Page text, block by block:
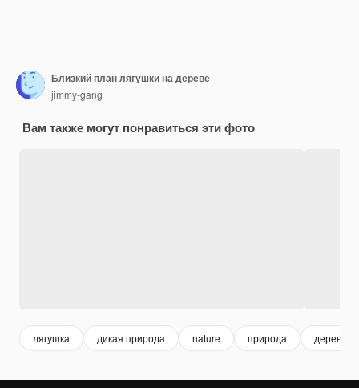
Близкий план лягушки на дереве
jimmy-gang
Вам также могут понравиться эти фото
лягушка дикая природа nature природа дерево